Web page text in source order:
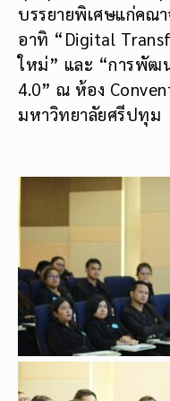
บรรยายพิเศษแก่คณ
อาทิ “Digital
ใหม่” และ “การพัฒ
4.0” ณ ห้อง
มหาวิทยาลัยศรีปทุม